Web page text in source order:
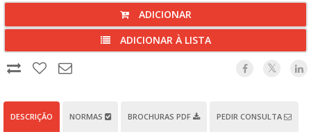
ADICIONAR
ADICIONAR À LISTA
DESCRIÇÃO NORMAS BROCHURAS PDF PEDIR CONSULTA